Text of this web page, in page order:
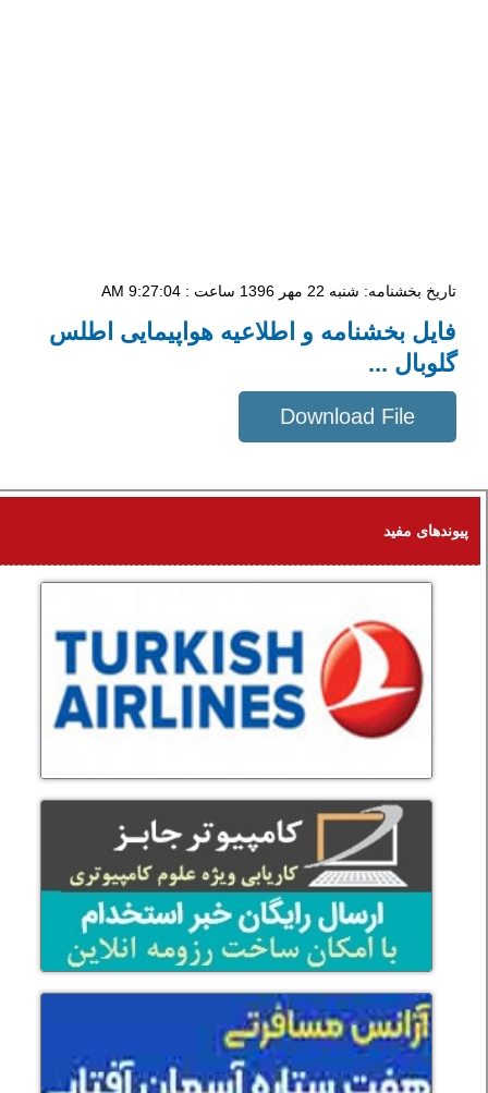
تاریخ بخشنامه: شنبه 22 مهر 1396 ساعت : 9:27:04 AM
فایل بخشنامه و اطلاعیه هواپیمایی اطلس
گلوبال ...
Download File
پیوندهای مفید